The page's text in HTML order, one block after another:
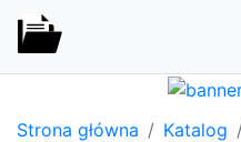
Strona główna Katalog